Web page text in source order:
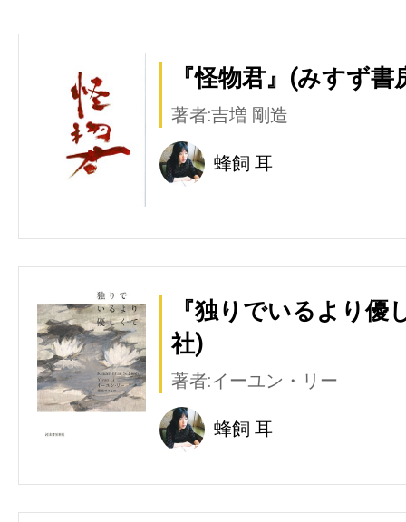
『怪物君』(みすず書
著者:吉増 剛造
蜂飼 耳
『独りでいるより優
社)
著者:イーユン・リー
蜂飼 耳